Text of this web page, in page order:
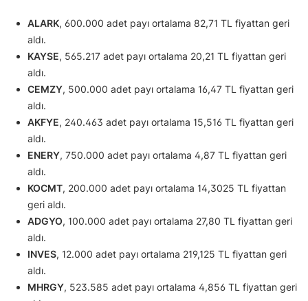
ALARK, 600.000 adet payı ortalama 82,71 TL fiyattan geri
aldı.
KAYSE, 565.217 adet payı ortalama 20,21 TL fiyattan geri
aldı.
CEMZY, 500.000 adet payı ortalama 16,47 TL fiyattan geri
aldı.
AKFYE, 240.463 adet payı ortalama 15,516 TL fiyattan geri
aldı.
ENERY, 750.000 adet payı ortalama 4,87 TL fiyattan geri
aldı.
KOCMT, 200.000 adet payı ortalama 14,3025 TL fiyattan
geri aldı.
ADGYO, 100.000 adet payı ortalama 27,80 TL fiyattan geri
aldı.
INVES, 12.000 adet payı ortalama 219,125 TL fiyattan geri
aldı.
MHRGY, 523.585 adet payı ortalama 4,856 TL fiyattan geri